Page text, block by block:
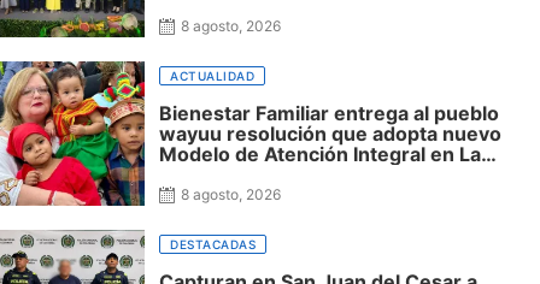
8 agosto, 2026
ACTUALIDAD
Bienestar Familiar entrega al pueblo
wayuu resolución que adopta nuevo
Modelo de Atención Integral en La
8 agosto, 2026
DESTACADAS